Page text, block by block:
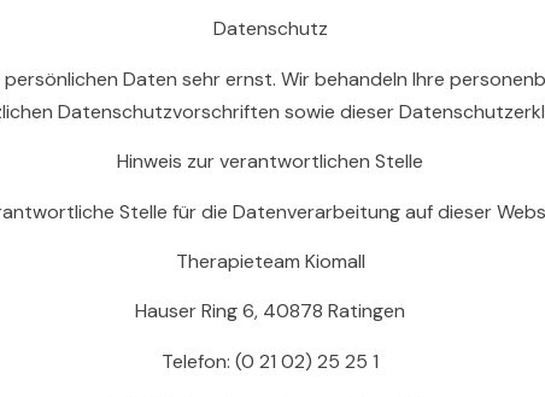
Datenschutz
Daten sehr ernst. Wir behandeln Ihre
Datenschutzvorschriften sowie dieser
Hinweis zur verantwortlichen Stelle
Stelle für die Datenverarbeitung auf dieser
Therapieteam Kiomall
Hauser Ring 6, 40878 Ratingen
Telefon: (0 21 02) 25 25 1